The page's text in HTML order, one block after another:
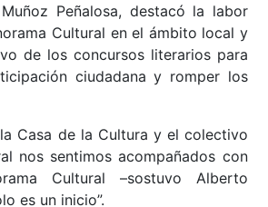
Peñalosa, destacó la labor
Cultural en el ámbito local y
de los concursos literarios para
ciudadana y romper los
Casa de la Cultura y el colectivo
nos sentimos acompañados con
Cultural –sostuvo Alberto
es un inicio”.